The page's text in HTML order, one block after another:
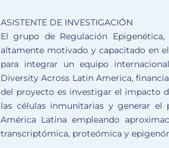
ASISTENTE DE INVESTIGACIÓN
El grupo de Regulación
altamente motivado y capacitado en
para integrar un equipo
Diversity Across Latin America,
del proyecto es investigar el impacto
las células inmunitarias y generar el
América Latina empleando
transcriptómica, proteómica y